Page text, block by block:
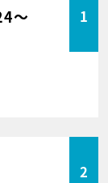
～ 1
2